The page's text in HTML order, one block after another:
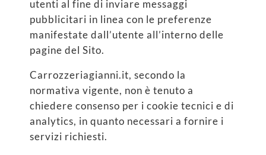
utenti al fine di inviare messaggi
pubblicitari in linea con le preferenze
manifestate dall’utente all’interno delle
pagine del Sito.
Carrozzeriagianni.it, secondo la
normativa vigente, non è tenuto a
chiedere consenso per i cookie tecnici e di
analytics, in quanto necessari a fornire i
servizi richiesti.